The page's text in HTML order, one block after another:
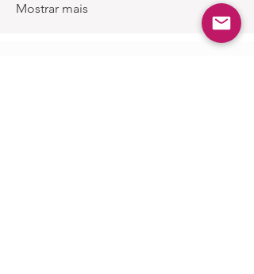
Mostrar mais